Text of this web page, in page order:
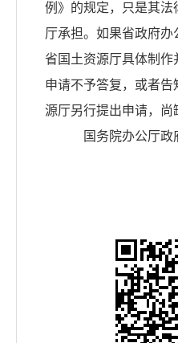
例》的规定，只是其
厅承担。如果省政府
省国土资源厅具体制作
申请不予答复，或者
源厅另行提出申请，尚
国务院办公厅